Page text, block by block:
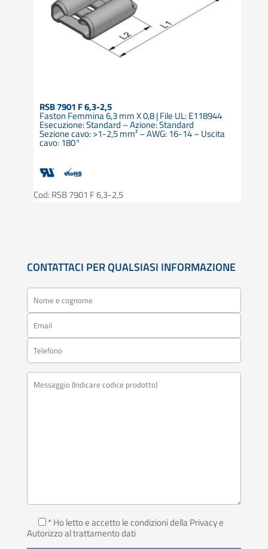
RSB 7901 F 6,3-2,5
Faston Femmina 6,3 mm X 0,8 | File UL: E118944
Esecuzione: Standard – Azione: Standard
Sezione cavo: >1-2,5 mm² – AWG: 16-14 – Uscita
cavo: 180°
Cod: RSB 7901 F 6,3-2,5
CONTATTACI PER QUALSIASI INFORMAZIONE
* Ho letto e accetto le condizioni della Privacye
Autorizzo al trattamento dati